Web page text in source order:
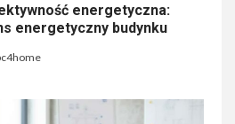
energetyczna:
energetyczny budynku